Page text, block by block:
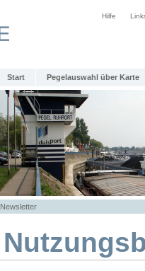
Hilfe
Start Pegelauswahl über Karte
Newsletter